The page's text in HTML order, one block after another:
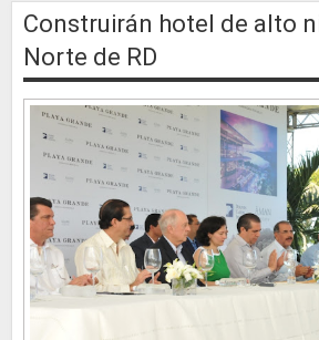
Construirán hotel de alto
Norte de RD